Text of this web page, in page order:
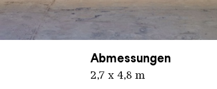
Hans Georg Merkel
Abmessungen
2,7 x 4,8 m